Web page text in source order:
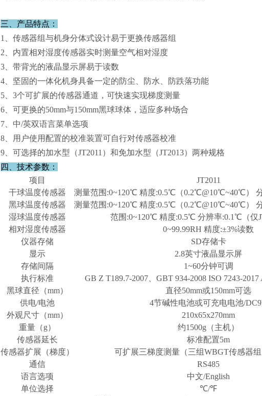
三、产品特点：
1、传感器组与机身分体式设计易于更换传感器组
2、内置相对湿度传感器实时测量空气相对湿度
3、带背光的液晶显示屏易于读数
4、坚固的一体化机身具备一定的防尘、防水、防跌落功能
5、3个可扩展的传感器通道，可快速实现梯度测量
6、可更换的50mm与150mm黑球球体，适应多种场合
7、中/英双语言菜单选项
8、用户使用配置的校准装置可自行对传感器校准
9、可选择的加水型（JT2011）和免加水型（JT2013）两种规格
四、技术参数：
项目
JT2011
干球温度传感器
测量范围:0~120℃ 精度:0.5℃（0.2℃@10℃~40℃）
黑球温度传感器
测量范围:0~120℃ 精度:0.5℃（0.2℃@10℃~40℃）
湿球温度传感器
范围:0~120℃ 精度:0.5℃ 分辨率:0.1℃（仅
相对湿度传感器
0~99.99RH 精度:±3%读数
仪器存储
SD存储卡
显示
2.8英寸液晶显示屏
存储间隔
1~60分钟可调
执行标准
GB Z T189.7-2007、GBT 934-2008 ISO 7243-
黑球直径（mm）
直径50mm或150mm可选
供电/电池
4节碱性电池或可充电电池/
外观尺寸（mm）
210x65x270mm
重量（g）
约1500g（主机）
传感器延长
标准配置5m
传感器扩展（梯度）
可扩展三梯度测量（三组WBGT传感器
通信
RS485
语言选项
中文/English
单位选择
℃/℉